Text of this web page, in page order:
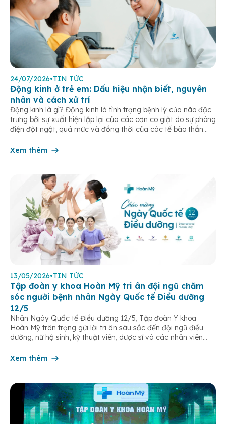
24/07/2026•TIN TỨC
Động kinh ở trẻ em: Dấu hiệu nhận biết, nguyên
nhân và cách xử trí
Động kinh là gì? Động kinh là tình trạng bệnh lý của não đặc
trưng bởi sự xuất hiện lặp lại của các cơn co giật do sự phóng
điện đột ngột, quá mức và đồng thời của các tế bào thần
Xem thêm
13/05/2026•TIN TỨC
Tập đoàn y khoa Hoàn Mỹ tri ân đội ngũ chăm
sóc người bệnh nhân Ngày Quốc tế Điều dưỡng
12/5
Nhân Ngày Quốc tế Điều dưỡng 12/5, Tập đoàn Y khoa
Hoàn Mỹ trân trọng gửi lời tri ân sâu sắc đến đội ngũ điều
dưỡng, nữ hộ sinh, kỹ thuật viên, dược sĩ và các nhân viên
âm thầm đồng hành trên […]
Xem thêm